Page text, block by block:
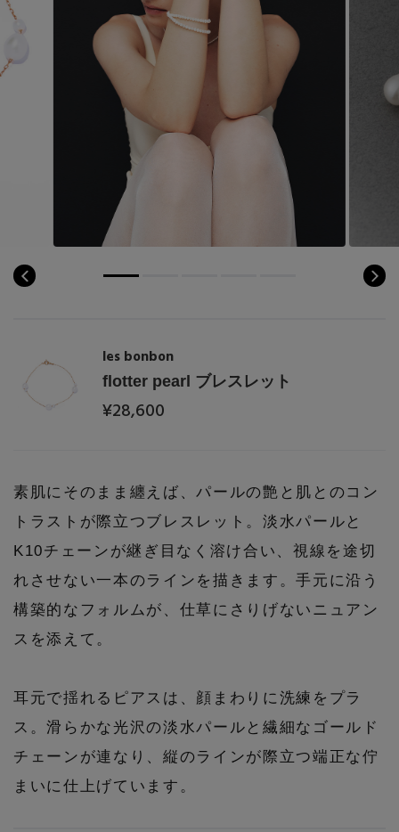
les bonbon
flotter pearl ブレスレット
¥28,600
素肌にそのまま纏えば、パールの艶と肌とのコン
トラストが際立つブレスレット。淡水パールと
K10チェーンが継ぎ目なく溶け合い、視線を途切
れさせない一本のラインを描きます。手元に沿う
構築的なフォルムが、仕草にさりげないニュアン
スを添えて。
耳元で揺れるピアスは、顔まわりに洗練をプラ
ス。滑らかな光沢の淡水パールと繊細なゴールド
チェーンが連なり、縦のラインが際立つ端正な佇
まいに仕上げています。